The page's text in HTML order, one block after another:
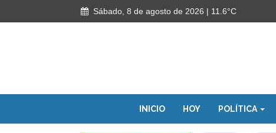
Sábado, 8 de agosto de 2026 | 11.6°C
INICIO HOY POLÍTICA